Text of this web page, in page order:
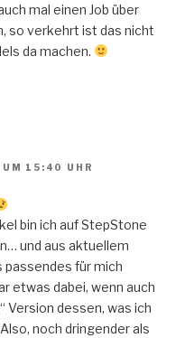
mal einen Job über
so verkehrt ist das nicht
da machen.
15:40 UHR
bin ich auf StepStone
und aus aktuellem
passendes für mich
etwas dabei, wenn auch
Version dessen, was ich
noch dringender als